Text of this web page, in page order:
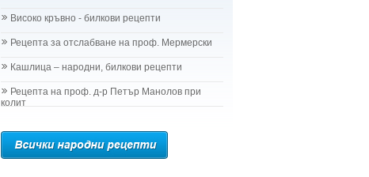
Високо кръвно - билкови рецепти
Рецепта за отслабване на проф. Мермерски
Кашлица – народни, билкови рецепти
Рецепта на проф. д-р Петър Манолов при
колит